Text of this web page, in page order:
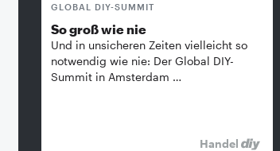
GLOBAL DIY-SUMMIT
So groß wie nie
Und in unsicheren Zeiten vielleicht so
notwendig wie nie: Der Global DIY-
Summit in Amsterdam …
Handel